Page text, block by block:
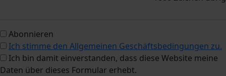
Abonnieren
Ich stimme den Allgemeinen Geschäftsbedingungen zu.
Ich bin damit einverstanden, dass diese Website meine
Daten über dieses Formular erhebt.